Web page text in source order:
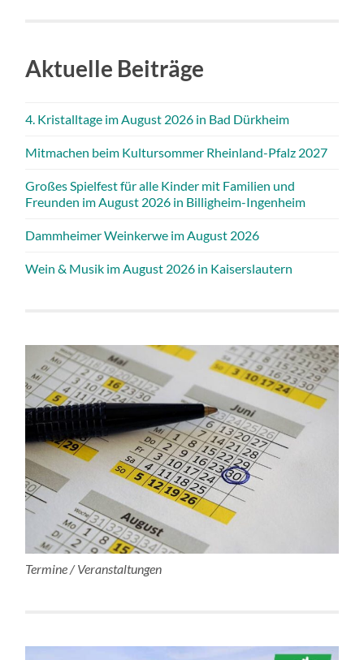
Aktuelle Beiträge
4. Kristalltage im August 2026 in Bad Dürkheim
Mitmachen beim Kultursommer Rheinland-Pfalz 2027
Großes Spielfest für alle Kinder mit Familien und
Freunden im August 2026 in Billigheim-Ingenheim
Dammheimer Weinkerwe im August 2026
Wein & Musik im August 2026 in Kaiserslautern
Termine / Veranstaltungen